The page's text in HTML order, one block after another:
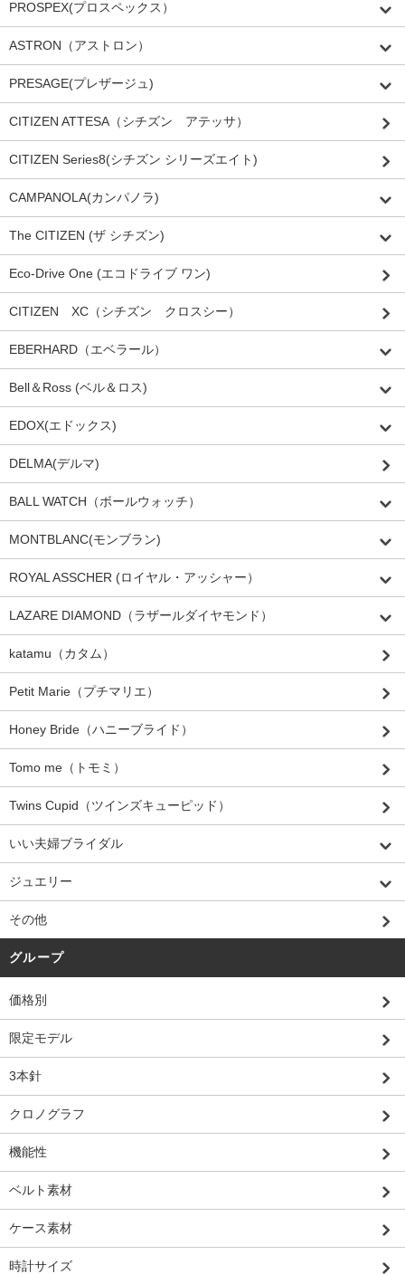
PROSPEX(プロスペックス）
ASTRON（アストロン）
PRESAGE(プレザージュ)
CITIZEN ATTESA（シチズン アテッサ）
CITIZEN Series8(シチズン シリーズエイト)
CAMPANOLA(カンパノラ)
The CITIZEN (ザ シチズン)
Eco-Drive One (エコドライブ ワン)
CITIZEN XC（シチズン クロスシー）
EBERHARD（エベラール）
Bell＆Ross (ベル＆ロス)
EDOX(エドックス)
DELMA(デルマ)
BALL WATCH（ボールウォッチ）
MONTBLANC(モンブラン)
ROYAL ASSCHER (ロイヤル・アッシャー）
LAZARE DIAMOND（ラザールダイヤモンド）
katamu（カタム）
Petit Marie（プチマリエ）
Honey Bride（ハニーブライド）
Tomo me（トモミ）
Twins Cupid（ツインズキューピッド）
いい夫婦ブライダル
ジュエリー
その他
グループ
価格別
限定モデル
3本針
クロノグラフ
機能性
ベルト素材
ケース素材
時計サイズ